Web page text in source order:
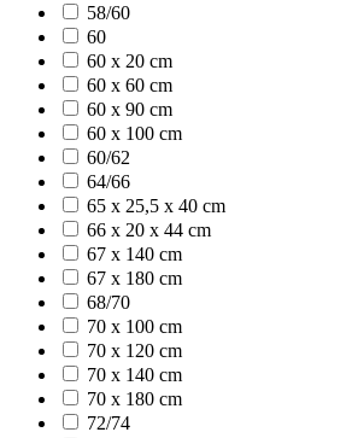
58/60
60
60 x 20 cm
60 x 60 cm
60 x 90 cm
60 x 100 cm
60/62
64/66
65 x 25,5 x 40 cm
66 x 20 x 44 cm
67 x 140 cm
67 x 180 cm
68/70
70 x 100 cm
70 x 120 cm
70 x 140 cm
70 x 180 cm
72/74